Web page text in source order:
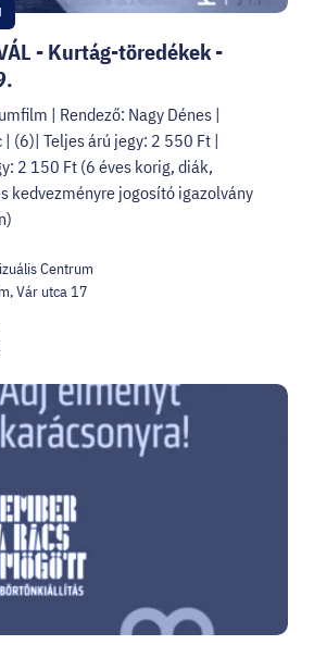
- Kurtág-töredékek -
| Rendező: Nagy Dénes |
(6)| Teljes árú jegy: 2 550 Ft |
2 150 Ft (6 éves korig, diák,
kedvezményre jogosító igazolvány
Centrum
Vár utca 17